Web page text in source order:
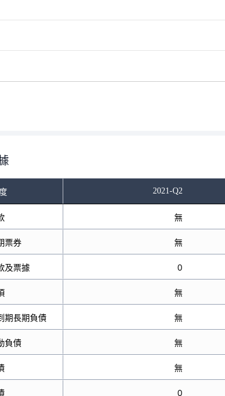
2021-Q2
票券
及票據
期長期負債
負債
無
無
0
無
無
無
無
0